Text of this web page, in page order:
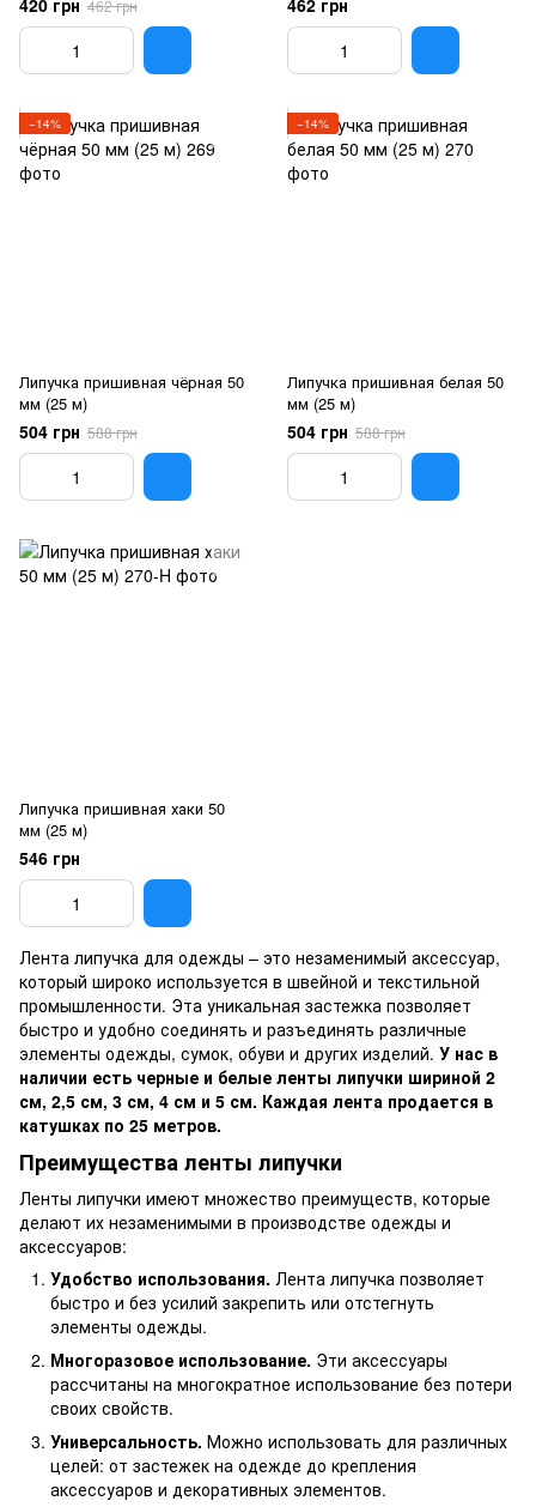
420 грн 462 грн 462 грн
−14%
Липучка пришивная чёрная 50
мм (25 м)
504 грн 588 грн
−14%
Липучка пришивная белая 50
мм (25 м)
504 грн 588 грн
Липучка пришивная хаки 50
мм (25 м)
546 грн
Лента липучка для одежды – это незаменимый аксессуар,
который широко используется в швейной и текстильной
промышленности. Эта уникальная застежка позволяет
быстро и удобно соединять и разъединять различные
элементы одежды, сумок, обуви и других изделий. У нас в
наличии есть черные и белые ленты липучки шириной 2
см, 2,5 см, 3 см, 4 см и 5 см. Каждая лента продается в
катушках по 25 метров.
Преимущества ленты липучки
Ленты липучки имеют множество преимуществ, которые
делают их незаменимыми в производстве одежды и
аксессуаров:
Удобство использования. Лента липучка позволяет
быстро и без усилий закрепить или отстегнуть
элементы одежды.
Многоразовое использование. Эти аксессуары
рассчитаны на многократное использование без потери
своих свойств.
Универсальность. Можно использовать для различных
целей: от застежек на одежде до крепления
аксессуаров и декоративных элементов.